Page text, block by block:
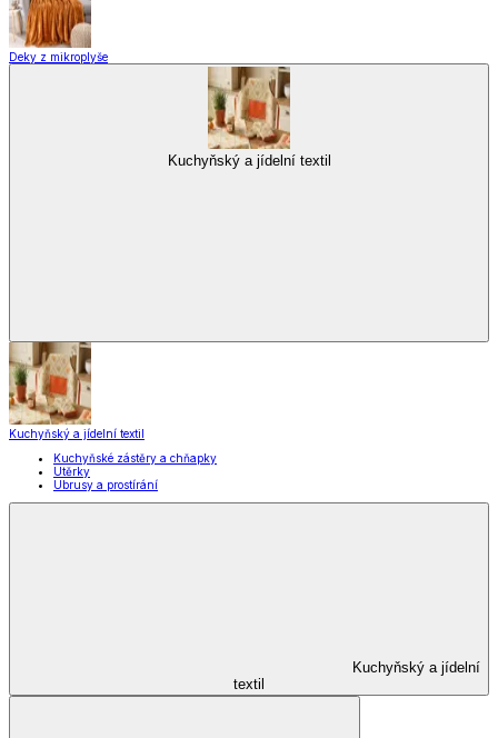
Deky z mikroplyše
Kuchyňský a jídelní textil
Kuchyňský a jídelní textil
Kuchyňské zástěry a chňapky
Utěrky
Ubrusy a prostírání
Kuchyňský a jídelní
textil